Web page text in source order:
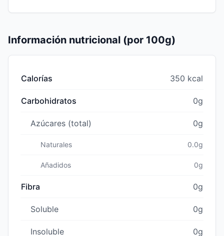
Información nutricional (por 100g)
Calorías 350 kcal
Carbohidratos 0g
Azúcares (total) 0g
Naturales 0.0g
Añadidos 0g
Fibra 0g
Soluble 0g
Insoluble 0g